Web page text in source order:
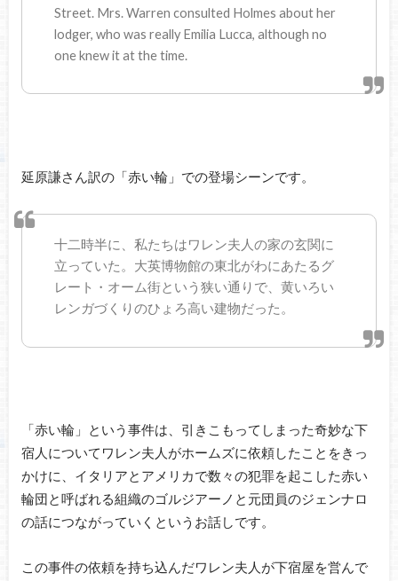
Street. Mrs. Warren consulted Holmes about her
lodger, who was really Emilia Lucca, although no
one knew it at the time.
延原謙さん訳の「赤い輪」での登場シーンです。
十二時半に、私たちはワレン夫人の家の玄関に
立っていた。大英博物館の東北がわにあたるグ
レート・オーム街という狭い通りで、黄いろい
レンガづくりのひょろ高い建物だった。
「赤い輪」という事件は、引きこもってしまった奇妙な下
宿人についてワレン夫人がホームズに依頼したことをきっ
かけに、イタリアとアメリカで数々の犯罪を起こした赤い
輪団と呼ばれる組織のゴルジアーノと元団員のジェンナロ
の話につながっていくというお話しです。
この事件の依頼を持ち込んだワレン夫人が下宿屋を営んで